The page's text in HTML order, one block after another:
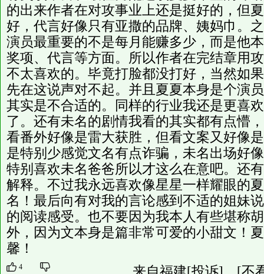
的出来作者在对攻事业上还是挺好的，但
好，代言好像只有亚撒的品牌、姨妈巾。
演员最重要的不是每月能赚多少，而是他
奖项、代言等方面。所以作者在完结章用
不太喜欢的。毕竟打脸都没打好，当然如
先在这说声对不起。并且夏夏本身是个演
其实是不合适的。同样的行业我还是更喜
了。还有未名的剧情我看的其实都有点懵
看番外好像是雷大获胜，但看文案又好像
是特别少感觉文名有点诈骗，未名出场好
特别喜欢未名爸爸所以才这么在意吧。还
解释。不过我永远喜欢像星星一样耀眼的
名！最后向有对我的言论感到不适的姐妹
的阅读感受。也不要因为我本人有些堪称
外，因为文本身是篇非常可爱的小甜文！
馨！
4